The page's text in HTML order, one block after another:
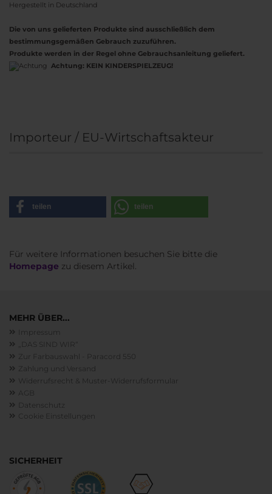
Hergestellt in Deutschland
Die von uns gelieferten Produkte sind ausschließlich dem
bestimmungsgemäßen Gebrauch zuzuführen.
Produkte werden in der Regel ohne Gebrauchsanleitung geliefert.
Achtung: KEIN KINDERSPIELZEUG!
Importeur / EU-Wirtschaftsakteur
teilen teilen
Für weitere Informationen besuchen Sie bitte die
Homepage zu diesem Artikel.
MEHR ÜBER...
Impressum
„DAS SIND WIR“
Zur Farbauswahl - Paracord 550
Zahlung und Versand
Widerrufsrecht & Muster-Widerrufsformular
AGB
Datenschutz
Cookie Einstellungen
SICHERHEIT